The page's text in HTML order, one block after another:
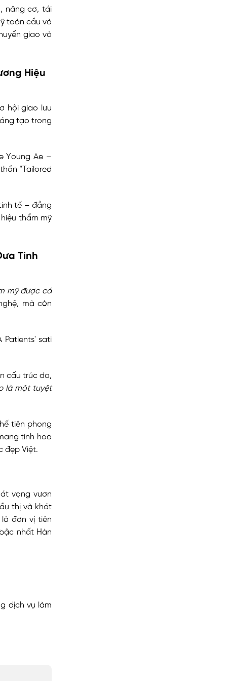
nâng cơ, tái
toàn cầu và
giao và
Hiệu
hội giao lưu
tạo trong
Young Ae –
“Tailored
tế – đẳng
thẩm mỹ
Tinh
mỹ được cá
mà còn
cấu trúc da,
là một tuyệt
tiên phong
tinh hoa
đẹp Việt.
vọng vươn
thị và khát
là đơn vị tiên
nhất Hàn
dịch vụ làm